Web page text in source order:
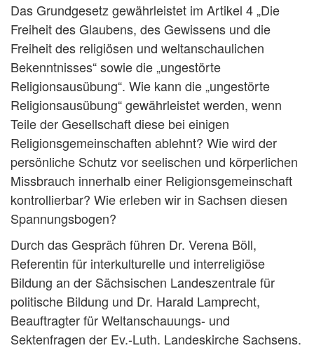
Das Grundgesetz gewährleistet im Artikel 4 „Die
Freiheit des Glaubens, des Gewissens und die
Freiheit des religiösen und weltanschaulichen
Bekenntnisses“ sowie die „ungestörte
Religionsausübung“. Wie kann die „ungestörte
Religionsausübung“ gewährleistet werden, wenn
Teile der Gesellschaft diese bei einigen
Religionsgemeinschaften ablehnt? Wie wird der
persönliche Schutz vor seelischen und körperlichen
Missbrauch innerhalb einer Religionsgemeinschaft
kontrollierbar? Wie erleben wir in Sachsen diesen
Spannungsbogen?
Durch das Gespräch führen Dr. Verena Böll,
Referentin für interkulturelle und interreligiöse
Bildung an der Sächsischen Landeszentrale für
politische Bildung und Dr. Harald Lamprecht,
Beauftragter für Weltanschauungs- und
Sektenfragen der Ev.-Luth. Landeskirche Sachsens.